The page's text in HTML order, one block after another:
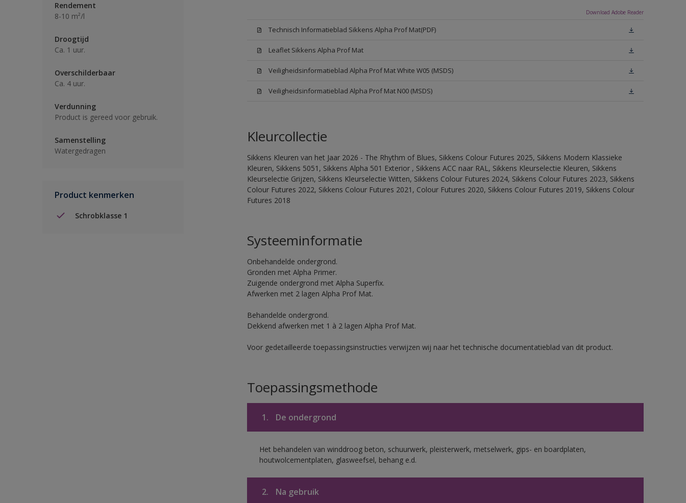
Rendement
8-10 m²/l
Droogtijd
Ca. 1 uur.
Overschilderbaar
Ca. 4 uur.
Verdunning
Product is gereed voor gebruik.
Samenstelling
Watergedragen
Product kenmerken
Schrobklasse 1
Download Adobe Reader
Technisch Informatieblad Sikkens Alpha Prof Mat(PDF)
Leaflet Sikkens Alpha Prof Mat
Veiligheidsinformatieblad Alpha Prof Mat White W05 (MSDS)
Veiligheidsinformatieblad Alpha Prof Mat N00 (MSDS)
Kleurcollectie
Sikkens Kleuren van het Jaar 2026 - The Rhythm of Blues, Sikkens Colour Futures 2025, Sikkens Modern Klassieke
Kleuren, Sikkens 5051, Sikkens Alpha 501 Exterior , Sikkens ACC naar RAL, Sikkens Kleurselectie Kleuren, Sikkens
Kleurselectie Grijzen, Sikkens Kleurselectie Witten, Sikkens Colour Futures 2024, Sikkens Colour Futures 2023, Sikkens
Colour Futures 2022, Sikkens Colour Futures 2021, Colour Futures 2020, Sikkens Colour Futures 2019, Sikkens Colour
Futures 2018
Systeeminformatie
Onbehandelde ondergrond.
Gronden met Alpha Primer.
Zuigende ondergrond met Alpha Superfix.
Afwerken met 2 lagen Alpha Prof Mat.
Behandelde ondergrond.
Dekkend afwerken met 1 à 2 lagen Alpha Prof Mat.
Voor gedetailleerde toepassingsinstructies verwijzen wij naar het technische documentatieblad van dit product.
Toepassingsmethode
1. De ondergrond
Het behandelen van winddroog beton, schuurwerk, pleisterwerk, metselwerk, gips- en boardplaten,
houtwolcementplaten, glasweefsel, behang e.d.
2. Na gebruik